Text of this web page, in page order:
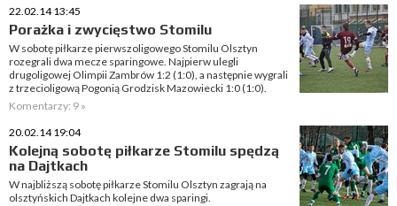
22.02.14 13:45
Porażka i zwycięstwo Stomilu
W sobotę piłkarze pierwszoligowego Stomilu Olsztyn
rozegrali dwa mecze sparingowe. Najpierw ulegli
drugoligowej Olimpii Zambrów 1:2 (1:0), a następnie wygrali
z trzecioligową Pogonią Grodzisk Mazowiecki 1:0 (1:0).
Komentarzy: 9 »
20.02.14 19:04
Kolejną sobotę piłkarze Stomilu spędzą
na Dajtkach
W najbliższą sobotę piłkarze Stomilu Olsztyn zagrają na
olsztyńskich Dajtkach kolejne dwa sparingi.